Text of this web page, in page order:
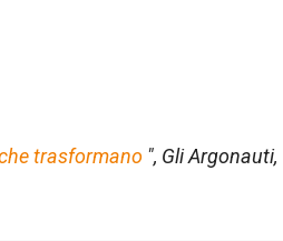
trasformano ", Gli Argonauti,